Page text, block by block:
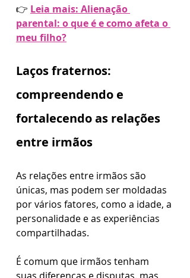
👉 Leia mais: Alienação
parental: o que é e como afeta o
meu filho?
Laços fraternos:
compreendendo e
fortalecendo as relações
entre irmãos
As relações entre irmãos são
únicas, mas podem ser moldadas
por vários fatores, como a idade, a
personalidade e as experiências
compartilhadas.
É comum que irmãos tenham